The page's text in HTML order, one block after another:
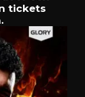
tickets